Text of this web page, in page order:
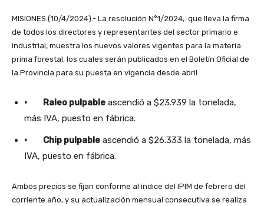
MISIONES (10/4/2024).- La resolución N°1/2024, que lleva la firma
de todos los directores y representantes del sector primario e
industrial, muestra los nuevos valores vigentes para la materia
prima forestal, los cuales serán publicados en el Boletín Oficial de
la Provincia para su puesta en vigencia desde abril.
· Raleo pulpable ascendió a $23.939 la tonelada,
más IVA, puesto en fábrica.
· Chip pulpable ascendió a $26.333 la tonelada, más
IVA, puesto en fábrica.
Ambos precios se fijan conforme al índice del IPIM de febrero del
corriente año, y su actualización mensual consecutiva se realiza